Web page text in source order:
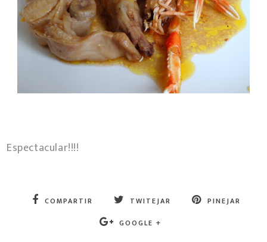
Espectacular!!!!
COMPARTIR TWITEJAR
PINEJAR
GOOGLE +